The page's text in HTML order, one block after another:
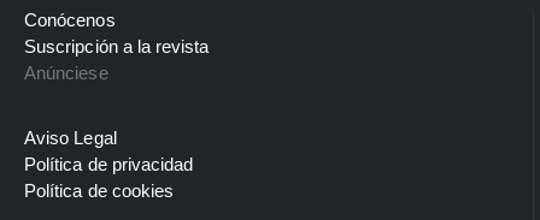
Conócenos
Suscripción a la revista
Anúnciese
Aviso Legal
Política de privacidad
Política de cookies